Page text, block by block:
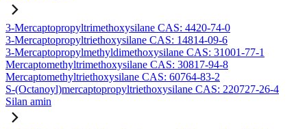
3-Mercaptopropyltrimethoxysilane CAS: 4420-74-0
3-Mercaptopropyltriethoxysilane CAS: 14814-09-6
3-Mercaptopropylmethyldimethoxysilane CAS: 31001-77-1
Mercaptomethyltrimethoxysilane CAS: 30817-94-8
Mercaptomethyltriethoxysilane CAS: 60764-83-2
S-(Octanoyl)mercaptopropyltriethoxysilane CAS: 220727-26-4
Silan amin